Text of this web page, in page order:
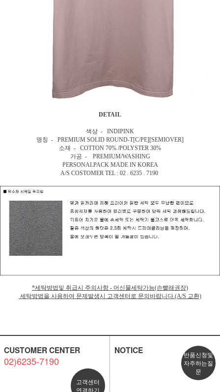
DETAIL
색상 - INDIPINK
명칭 - PREMIUM SOLID ROUND-T[C/PE][SEMIOVER]
소재 - COTTON 70% /POLYSTER 30%
가공 - PREMIUM/WASHING
PERSONALPACK MADE IN KOREA
A/S COSTOMER TEL : 02 . 6235 . 7190
*세탁방법및 취급시 주의사항 - 머신물세탁가능(손빨래권장)
세탁방법을 사용하여 문제발생시 고객센터로 문의바랍니다.(A/S 교환)
CUSTOMER CENTER
02)6235-7190
고객센터
연결하기
NOTICE
반품신청및
자주하는질
문